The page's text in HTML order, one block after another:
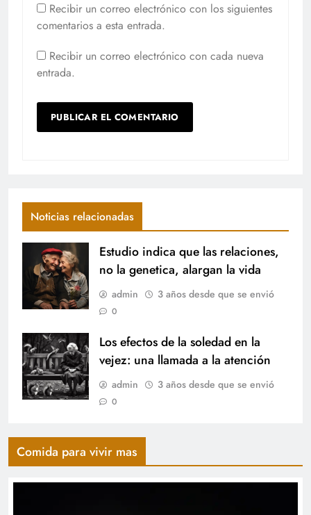
Recibir un correo electrónico con los siguientes
comentarios a esta entrada.
Recibir un correo electrónico con cada nueva
entrada.
Noticias relacionadas
Estudio indica que las relaciones,
no la genetica, alargan la vida
admin 3 años desde que se envió
0
Los efectos de la soledad en la
vejez: una llamada a la atención
admin 3 años desde que se envió
0
Comida para vivir mas